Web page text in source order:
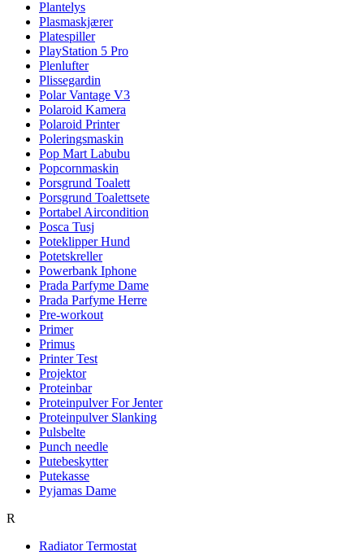
Plantelys
Plasmaskjærer
Platespiller
PlayStation 5 Pro
Plenlufter
Plissegardin
Polar Vantage V3
Polaroid Kamera
Polaroid Printer
Poleringsmaskin
Pop Mart Labubu
Popcornmaskin
Porsgrund Toalett
Porsgrund Toalettsete
Portabel Aircondition
Posca Tusj
Poteklipper Hund
Potetskreller
Powerbank Iphone
Prada Parfyme Dame
Prada Parfyme Herre
Pre-workout
Primer
Primus
Printer Test
Projektor
Proteinbar
Proteinpulver For Jenter
Proteinpulver Slanking
Pulsbelte
Punch needle
Putebeskytter
Putekasse
Pyjamas Dame
R
Radiator Termostat